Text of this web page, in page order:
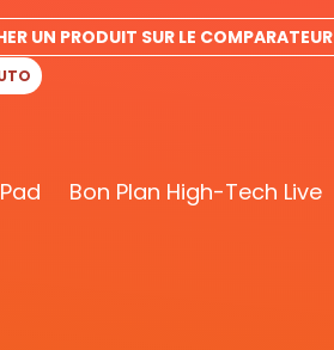
UN PRODUIT SUR LE COMPARATEUR
Bon Plan High-Tech Live